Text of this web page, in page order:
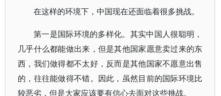
在这样的环境下，中国现在还面临着很多挑战。
第一是国际环境的多样化。其实中国人很聪明，
几乎什么都能做出来，但是其他国家愿意卖过来的东
西，我们做得都不太好，反而是其他国家不愿意出售
的，往往能做得不错。因此，虽然目前的国际环境比
较恶劣，但是大家应该要有信心去面对这些挑战。